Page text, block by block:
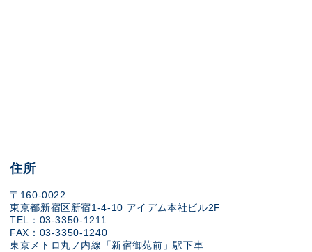
住所
〒160-0022
東京都新宿区新宿1-4-10 アイデム本社ビル2F
TEL：03-3350-1211
FAX：03-3350-1240
東京メトロ丸ノ内線「新宿御苑前」駅下車